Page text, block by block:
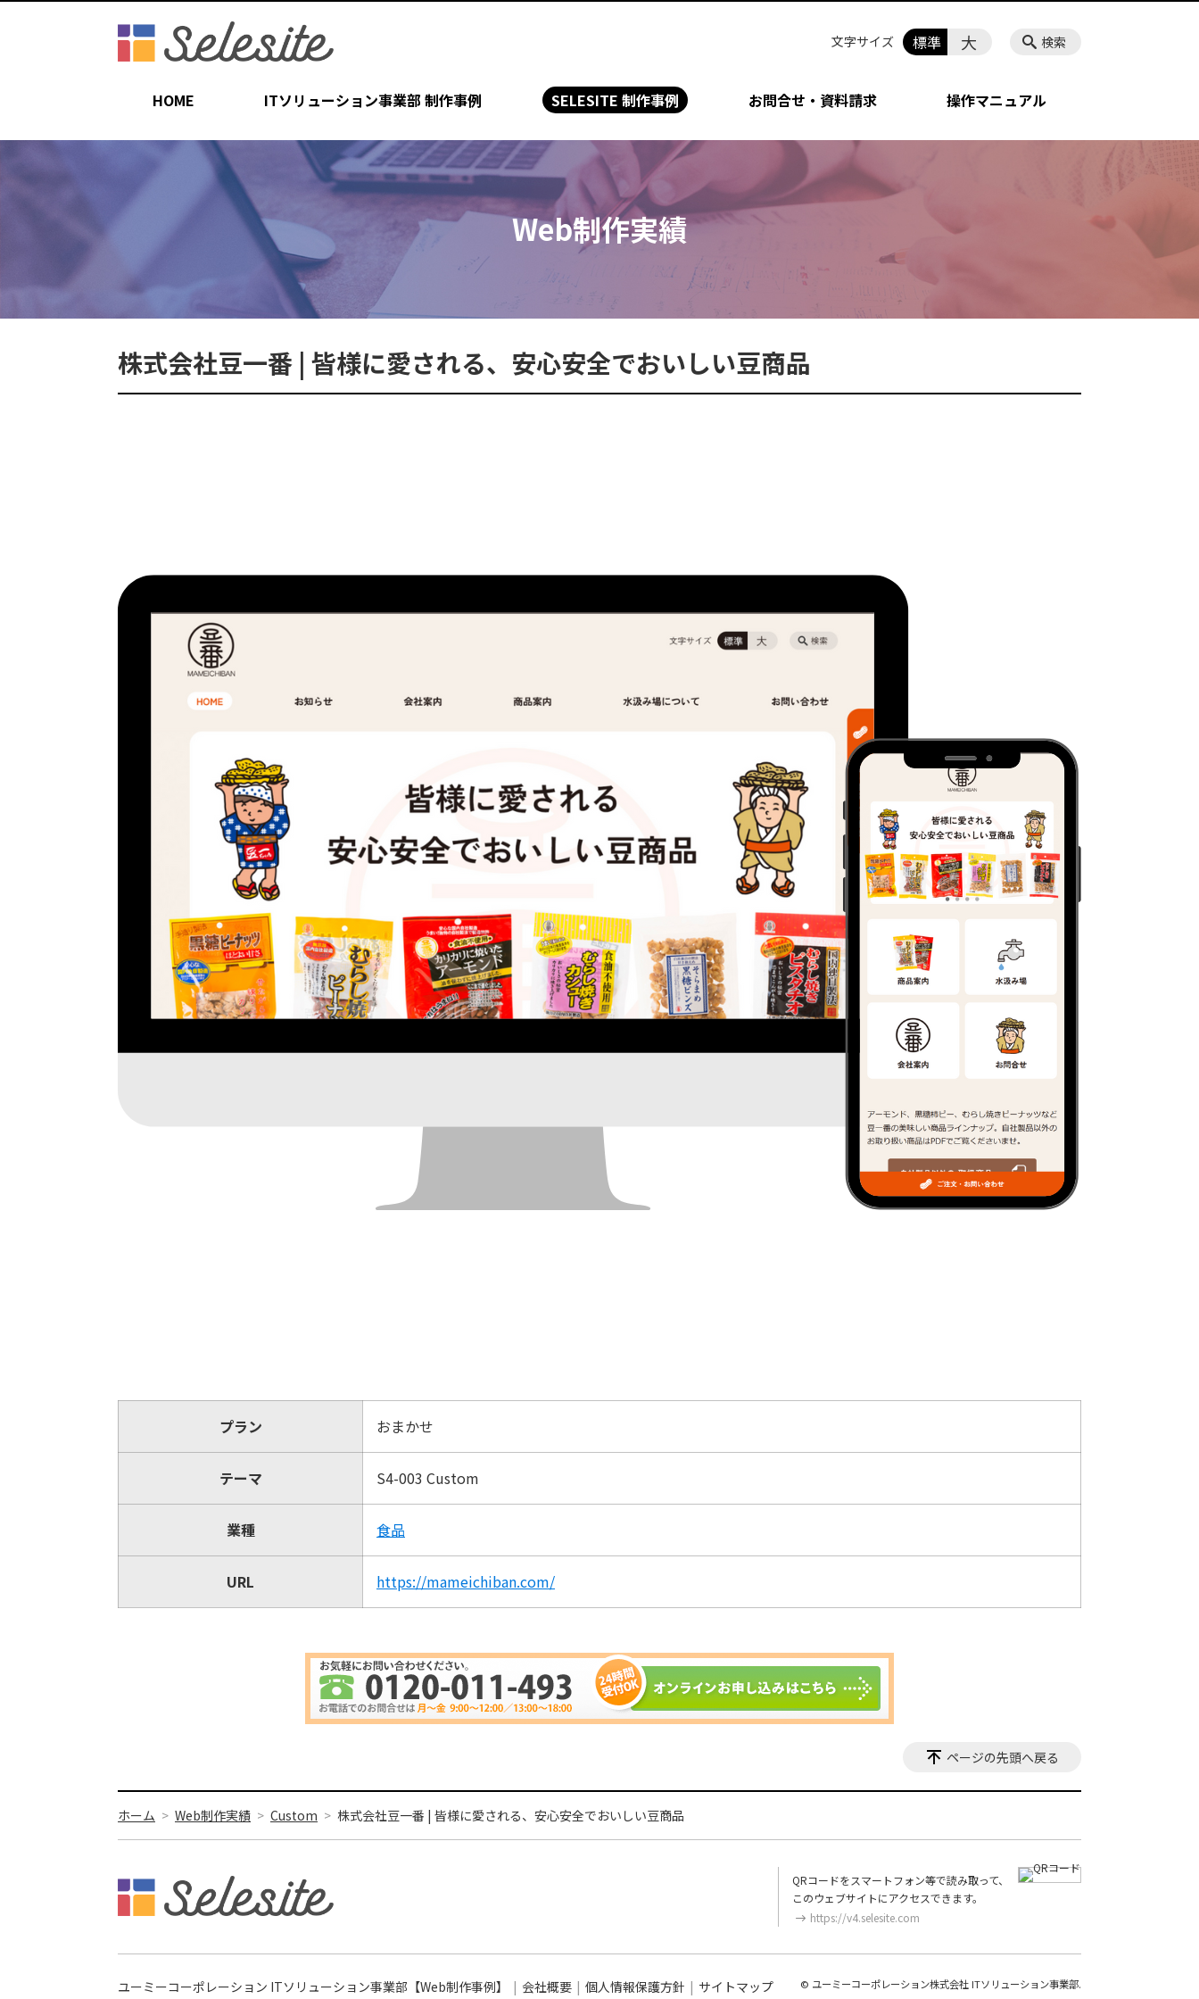
HOME ITソリューション事業部 制作事例 SELESITE 制作事例 お問合せ・資料請求 操作マニュアル
検索
文字サイズ 標準 大
Web制作実績
株式会社豆一番 | 皆様に愛される、安心安全でおいしい豆商品
プラン おまかせ
テーマ S4-003 Custom
業種 食品
URL https://mameichiban.com/
ページの先頭へ戻る
ホーム Web制作実績 Custom 株式会社豆一番 | 皆様に愛される、安心安全でおいしい豆商品
QRコードをスマートフォン等で読み取って、
このウェブサイトにアクセスできます。
https://v4.selesite.com
ユーミーコーポレーション ITソリューション事業部【Web制作事例】 会社概要 個人情報保護方針 サイトマップ © ユーミーコーポレーション株式会社 ITソリューション事業部.